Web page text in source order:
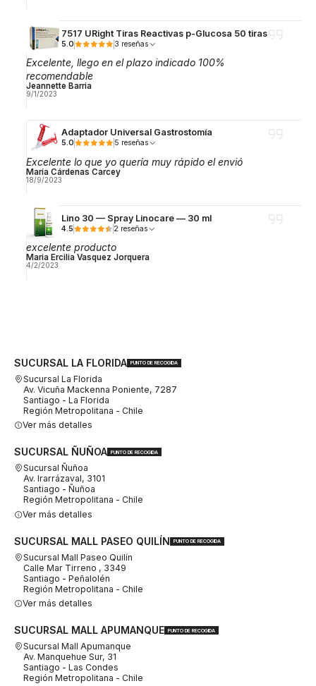
7517 URight Tiras Reactivas p-Glucosa 50 tiras
5.0 3 reseñas
Excelente, llego en el plazo indicado 100%
recomendable
Jeannette Barria
9/1/2023
Adaptador Universal Gastrostomía
5.0 5 reseñas
Excelente lo que yo quería muy rápido el envió
María Cárdenas Carcey
18/9/2023
Lino 30 — Spray Linocare — 30 ml
4.5 2 reseñas
excelente producto
Maria Ercilia Vasquez Jorquera
4/2/2023
SUCURSAL LA FLORIDA PUNTO DE RECOGIDA
Sucursal La Florida
Av. Vicuña Mackenna Poniente, 7287
Santiago - La Florida
Región Metropolitana - Chile
Ver más detalles
SUCURSAL ÑUÑOA PUNTO DE RECOGIDA
Sucursal Ñuñoa
Av. Irarrázaval, 3101
Santiago - Ñuñoa
Región Metropolitana - Chile
Ver más detalles
SUCURSAL MALL PASEO QUILÍN PUNTO DE RECOGIDA
Sucursal Mall Paseo Quilín
Calle Mar Tirreno , 3349
Santiago - Peñalolén
Región Metropolitana - Chile
Ver más detalles
SUCURSAL MALL APUMANQUE PUNTO DE RECOGIDA
Sucursal Mall Apumanque
Av. Manquehue Sur, 31
Santiago - Las Condes
Región Metropolitana - Chile